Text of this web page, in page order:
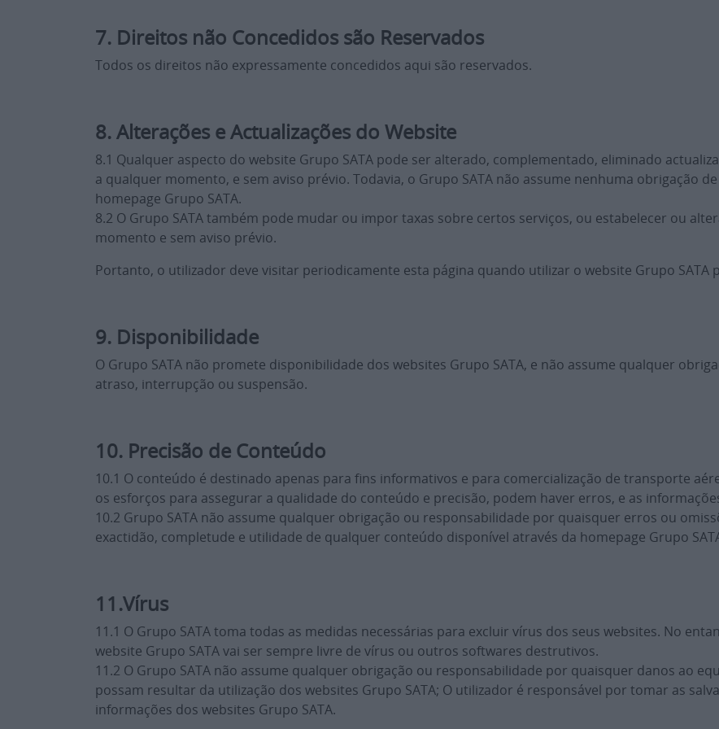
7. Direitos não Concedidos são Reservados
Todos os direitos não expressamente concedidos aqui são reservados.
8. Alterações e Actualizações do Website
8.1 Qualquer aspecto do website Grupo SATA pode ser alterado, complementado, eliminado
a qualquer momento, e sem aviso prévio. Todavia, o Grupo SATA não assume nenhuma obrigação
homepage Grupo SATA.
8.2 O Grupo SATA também pode mudar ou impor taxas sobre certos serviços, ou estabelecer ou
momento e sem aviso prévio.
Portanto, o utilizador deve visitar periodicamente esta página quando utilizar o website Grupo SATA
9. Disponibilidade
O Grupo SATA não promete disponibilidade dos websites Grupo SATA, e não assume qualquer
atraso, interrupção ou suspensão.
10. Precisão de Conteúdo
10.1 O conteúdo é destinado apenas para fins informativos e para comercialização de transporte
os esforços para assegurar a qualidade do conteúdo e precisão, podem haver erros, e as
10.2 Grupo SATA não assume qualquer obrigação ou responsabilidade por quaisquer erros ou
exactidão, completude e utilidade de qualquer conteúdo disponível através da homepage Grupo
11.Vírus
11.1 O Grupo SATA toma todas as medidas necessárias para excluir vírus dos seus websites. No
website Grupo SATA vai ser sempre livre de vírus ou outros softwares destrutivos.
11.2 O Grupo SATA não assume qualquer obrigação ou responsabilidade por quaisquer danos ao
possam resultar da utilização dos websites Grupo SATA; O utilizador é responsável por tomar as
informações dos websites Grupo SATA.